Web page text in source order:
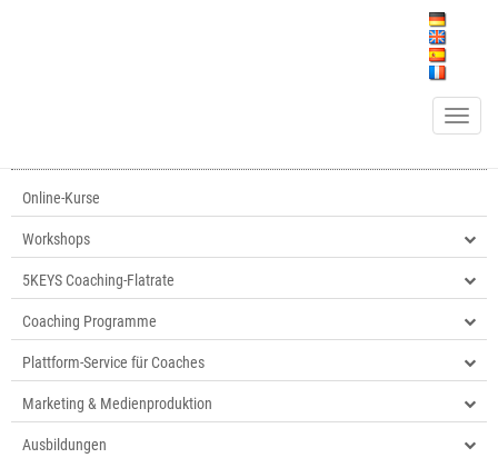
Toggle
Online-Kurse
Workshops
5KEYS Coaching-Flatrate
Coaching Programme
Plattform-Service für Coaches
Marketing & Medienproduktion
Ausbildungen